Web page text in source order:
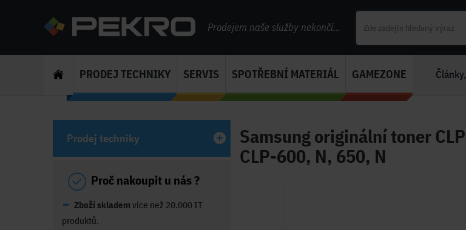
Prodejem naše služby nekončí...
PRODEJ TECHNIKY SERVIS SPOTŘEBNÍ MATERIÁL GAMEZONE
Samsung originální toner
CLP-600, N, 650, N
Prodej techniky
Proč nakoupit u nás ?
Zboží skladem více než 20.000 IT
produktů.